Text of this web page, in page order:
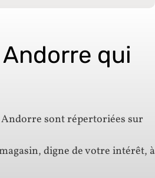
qui
sont répertoriées sur
digne de votre intérêt, à